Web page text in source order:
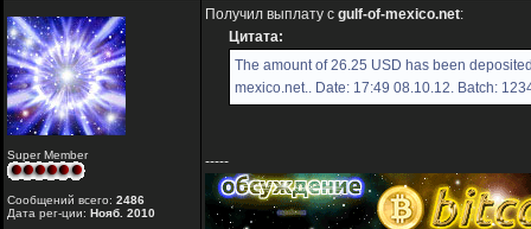
Super Member
Сообщений всего: 2486
Дата рег-ции: Нояб. 2010
Получил выплату с gulf-of-mexico.net:
Цитата:
The amount of 26.25 USD has been
mexico.net.. Date: 17:49 08.10.12. Batch:
-----